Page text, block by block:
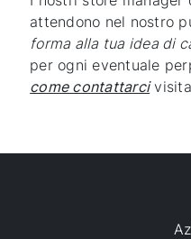
attendono nel nostro
forma alla tua idea di
per ogni eventuale
come contattarci